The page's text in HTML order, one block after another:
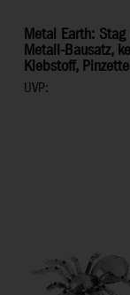
Metal Earth:
Metall-Bausatz,
Klebstoff,
UVP: